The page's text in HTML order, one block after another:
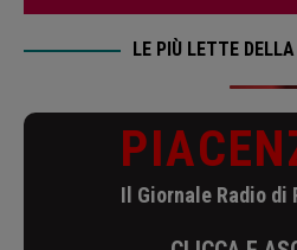
LE PIÙ LETTE
Il Giornale Radio di